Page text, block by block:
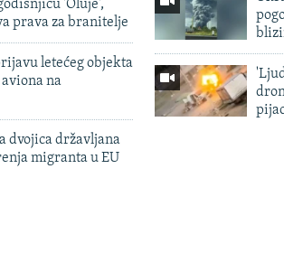
'Oluje',
prava za branitelje
letećeg objekta
na
dvojica državljana
migranta u EU